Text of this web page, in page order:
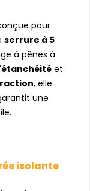
pour
serrure à 5
à pênes à
et
, elle
une
isolante